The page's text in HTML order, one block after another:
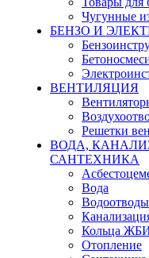
Чугунные
БЕНЗО И
ВЕНТИЛЯЦИЯ
Решетки
ВОДА,
САНТЕХНИКА
Вода
Кольца
Отопление